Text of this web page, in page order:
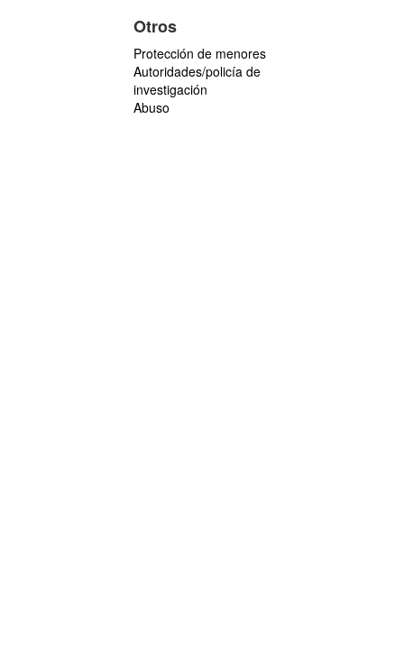
Otros
Protección de menores
Autoridades/policía de
investigación
Abuso